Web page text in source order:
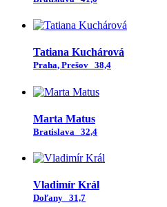
Tatiana Kuchárová
Praha, Prešov 38,4
Marta Matus
Bratislava 32,4
Vladimír Král
Doľany 31,7